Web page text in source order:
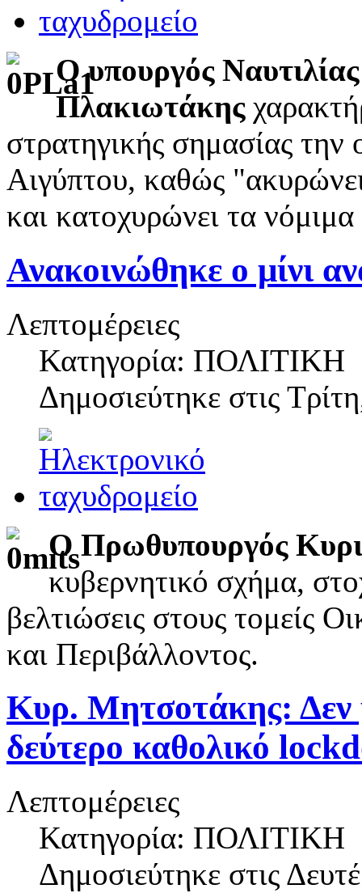
Ο υπουργός
Πλακιωτάκης
στρατηγικής σημασίας
Αιγύπτου, καθώς
και κατοχυρώνει τα
Ανακοινώθηκε ο μίνι
Λεπτομέρειες
Κατηγορία: ΠΟΛΙΤΙΚΗ
Δημοσιεύτηκε στις
Ο Πρωθυπουργός
κυβερνητικό σχήμα,
βελτιώσεις στους τομείς
και Περιβάλλοντος.
Κυρ. Μητσοτάκης: Δεν
δεύτερο καθολικό
Λεπτομέρειες
Κατηγορία: ΠΟΛΙΤΙΚΗ
Δημοσιεύτηκε στις